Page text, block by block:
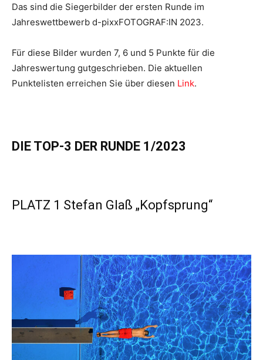
Das sind die Siegerbilder der ersten Runde im
Jahreswettbewerb d-pixxFOTOGRAF:IN 2023.
Für diese Bilder wurden 7, 6 und 5 Punkte für die
Jahreswertung gutgeschrieben. Die aktuellen
Punktelisten erreichen Sie über diesen Link.
DIE TOP-3 DER RUNDE 1/2023
PLATZ 1 Stefan Glaß „Kopfsprung“